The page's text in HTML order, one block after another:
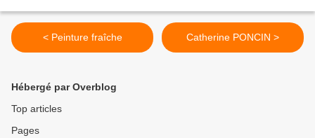
< Peinture fraîche Catherine PONCIN >
Hébergé par Overblog
Top articles
Pages